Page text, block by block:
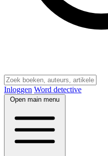
Inloggen Word detective
Open main menu